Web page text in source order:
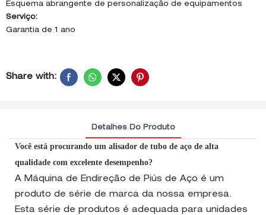
Esquema abrangente de personalização de equipamentos
Serviço:
Garantia de 1 ano
Share with:
Detalhes Do Produto
Você está procurando um alisador de tubo de aço de alta
qualidade com excelente desempenho?
A Máquina de Endireção de Piús de Aço é um
produto de série de marca da nossa empresa.
Esta série de produtos é adequada para unidades